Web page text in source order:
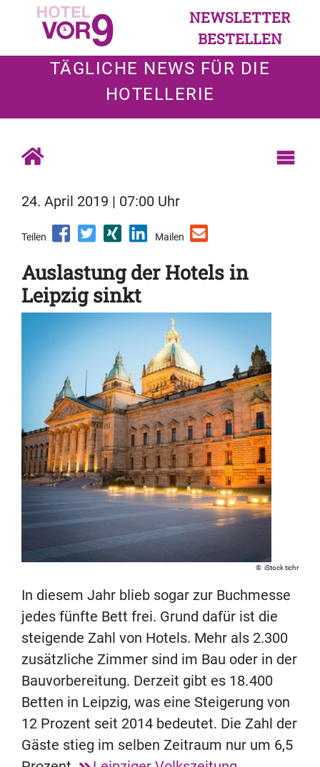
NEWSLETTER
BESTELLEN
TÄGLICHE NEWS FÜR DIE
HOTELLERIE
24. April 2019 | 07:00 Uhr
Teilen Mailen
Auslastung der Hotels in
Leipzig sinkt
iStock tichr
In diesem Jahr blieb sogar zur Buchmesse
jedes fünfte Bett frei. Grund dafür ist die
steigende Zahl von Hotels. Mehr als 2.300
zusätzliche Zimmer sind im Bau oder in der
Bauvorbereitung. Derzeit gibt es 18. 400
Betten in Leipzig, was eine Steigerung von
12 Prozent seit 2014 bedeutet. Die Zahl der
Gäste stieg im selben Zeitraum nur um 6,5